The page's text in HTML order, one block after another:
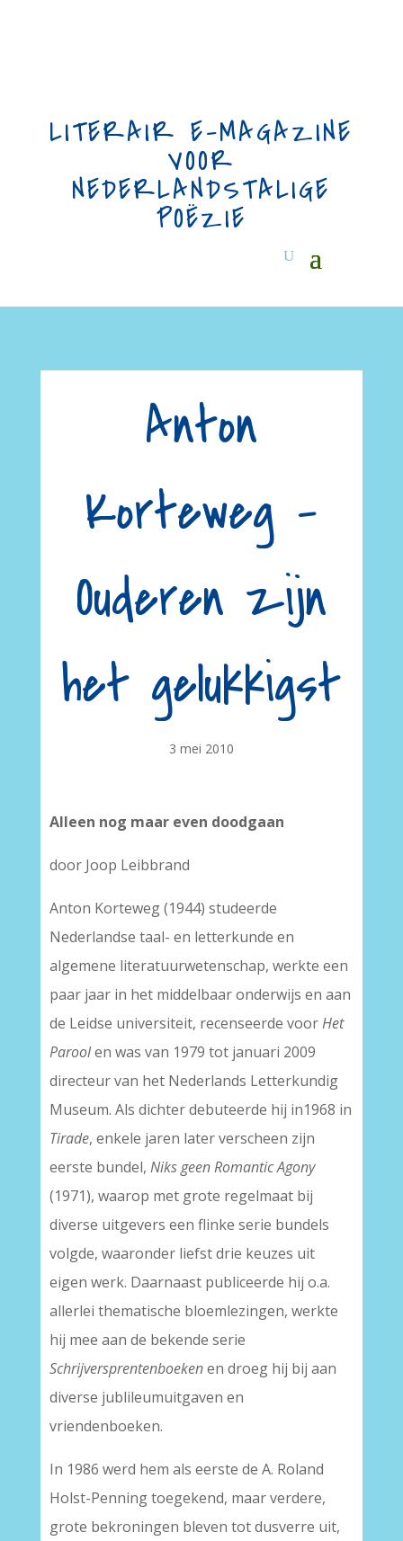
LITERAIR E-MAGAZINE
VOOR
NEDERLANDSTALIGE
POËZIE
Anton
Korteweg –
Ouderen zijn
het gelukkigst
3 mei 2010
Alleen nog maar even doodgaan
door Joop Leibbrand
Anton Korteweg (1944) studeerde
Nederlandse taal- en letterkunde en
algemene literatuurwetenschap, werkte een
paar jaar in het middelbaar onderwijs en aan
de Leidse universiteit, recenseerde voorHet
Paroolen was van 1979 tot januari 2009
directeur van het Nederlands Letterkundig
Museum. Als dichter debuteerde hij in1968 in
Tirade, enkele jaren later verscheen zijn
eerste bundel, Niks geen Romantic Agony
(1971), waarop met grote regelmaat bij
diverse uitgevers een flinke serie bundels
volgde, waaronder liefst drie keuzes uit
eigen werk. Daarnaast publiceerde hij o.a.
allerlei thematische bloemlezingen, werkte
hij mee aan de bekende serie
Schrijversprentenboekenen droeg hij bij aan
diverse jublileumuitgaven en
vriendenboeken.
In 1986 werd hem als eerste de A. Roland
Holst-Penning toegekend, maar verdere,
grote bekroningen bleven tot dusverre uit,